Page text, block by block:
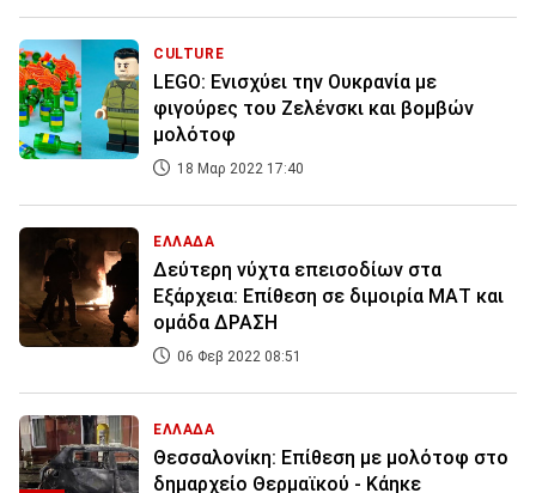
CULTURE
LEGO: Ενισχύει την Ουκρανία με
φιγούρες του Ζελένσκι και βομβών
μολότοφ
18 Μαρ 2022 17:40
ΕΛΛΑΔΑ
Δεύτερη νύχτα επεισοδίων στα
Εξάρχεια: Επίθεση σε διμοιρία ΜΑΤ και
ομάδα ΔΡΑΣΗ
06 Φεβ 2022 08:51
ΕΛΛΑΔΑ
Θεσσαλονίκη: Επίθεση με μολότοφ στο
δημαρχείο Θερμαϊκού - Κάηκε